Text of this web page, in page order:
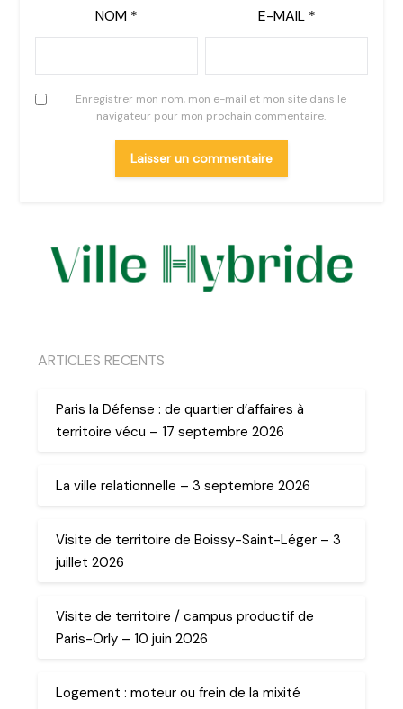
NOM * E-MAIL *
Enregistrer mon nom, mon e-mail et mon site dans le
navigateur pour mon prochain commentaire.
ARTICLES RECENTS
Paris la Défense : de quartier d’affaires à
territoire vécu – 17 septembre 2026
La ville relationnelle – 3 septembre 2026
Visite de territoire de Boissy-Saint-Léger – 3
juillet 2026
Visite de territoire / campus productif de
Paris-Orly – 10 juin 2026
Logement : moteur ou frein de la mixité